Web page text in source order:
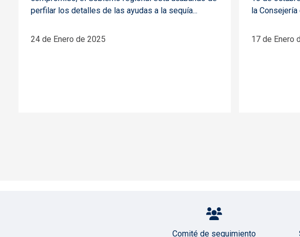
perfilar los detalles de las ayudas a la sequía...
24 de Enero de 2025
la Consejería
17 de Enero
Comité de seguimiento